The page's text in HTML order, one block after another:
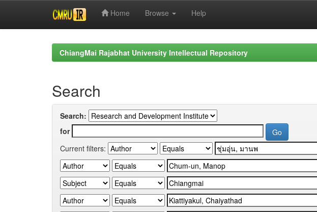
Home Browse Help
ChiangMai Rajabhat University Intellectual Repository
Search
Search:
for
Current filters: